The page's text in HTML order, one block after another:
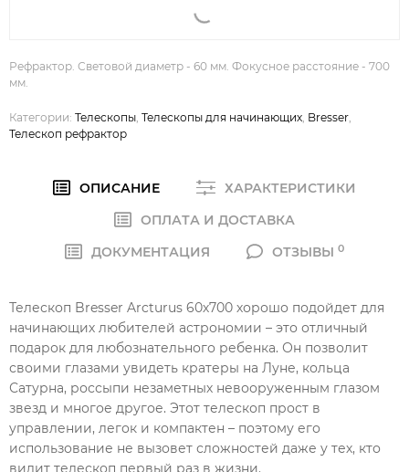
Рефрактор. Световой диаметр - 60 мм. Фокусное расстояние - 700
мм.
Категории: Телескопы Телескопы для начинающих Bresser
Телескоп рефрактор
ОПИСАНИЕ
ХАРАКТЕРИСТИКИ
ОПЛАТА И ДОСТАВКА
ДОКУМЕНТАЦИЯ
ОТЗЫВЫ0
Телескоп Bresser Arcturus 60х700 хорошо подойдет для
начинающих любителей астрономии – это отличный
подарок для любознательного ребенка. Он позволит
своими глазами увидеть кратеры на Луне, кольца
Сатурна, россыпи незаметных невооруженным глазом
звезд и многое другое. Этот телескоп прост в
управлении, легок и компактен – поэтому его
использование не вызовет сложностей даже у тех, кто
видит телескоп первый раз в жизни.